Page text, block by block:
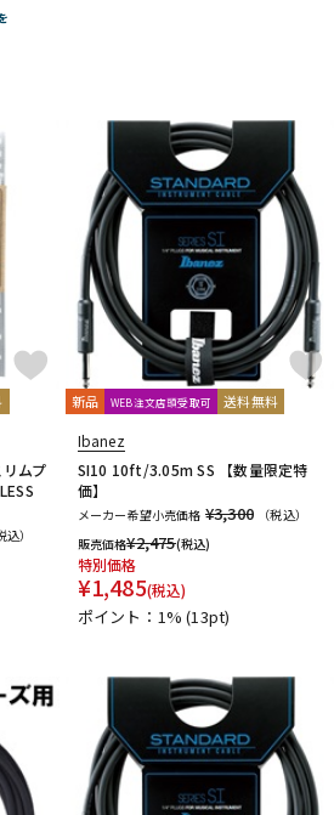
GrooveTech Tools
GUITTO
Happich HARRY'S
HATA
HexHider
HipStrap
HUDSON MUSIC
Ibanez
(IBBI)
J.P.CARLOS
Jackson
Pearse K&M K.Yairi
KALA
KC Ken Smith
K-Garage
KLUSON Ko’olau
KORG
KTS kusakusa88 Kyser
LAKLAND LAMANTA
Lao Qi
LEVY’S LHL
Lindy Fralin
LM STRAP
Lollar Pickups
Magslide
MAHALO
Marshall
MATON
MAYONES
momose
MONO
MORRIS
MXR
Nail Company
Neotech
NIKKO(日工精機)
Nordstrand
ムプ
込）
新品 WEB注文店頭受取可 送料無料
Ibanez
SI10 10ft/3.05m SS 【数量限定特
価】
メーカー希望小売価格 ¥3,300
（税込）
販売価格¥2,475(税込)
特別価格
¥1,485(税込)
ポイント：1%(13pt)